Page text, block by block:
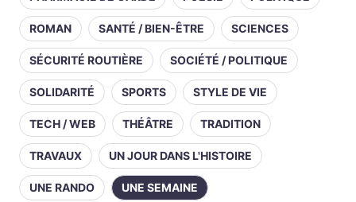
ROMAN SANTÉ / BIEN-ÊTRE SCIENCES
SÉCURITÉ ROUTIÈRE SOCIÉTÉ / POLITIQUE
SOLIDARITÉ SPORTS STYLE DE VIE
TECH / WEB THÉÂTRE TRADITION
TRAVAUX UN JOUR DANS L'HISTOIRE
UNE RANDO UNE SEMAINE